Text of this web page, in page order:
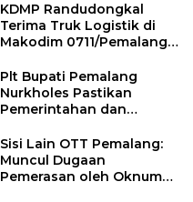
KDMP Randudongkal
Terima Truk Logistik di
Makodim 0711/Pemalang
Desa
Plt Bupati Pemalang
Nurkholes Pastikan
Pemerintahan dan
Berjalan
Sisi Lain OTT Pemalang:
Muncul Dugaan
Pemerasan oleh Oknum